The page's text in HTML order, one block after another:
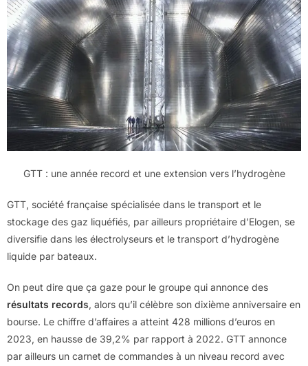
GTT : une année record et une extension vers l’hydrogène
GTT, société française spécialisée dans le transport et le
stockage des gaz liquéfiés, par ailleurs propriétaire d’Elogen, se
diversifie dans les électrolyseurs et le transport d’hydrogène
liquide par bateaux.
On peut dire que ça gaze pour le groupe qui annonce des
résultats records, alors qu’il célèbre son dixième anniversaire en
bourse. Le chiffre d’affaires a atteint 428 millions d’euros en
2023, en hausse de 39,2% par rapport à 2022. GTT annonce
par ailleurs un carnet de commandes à un niveau record avec